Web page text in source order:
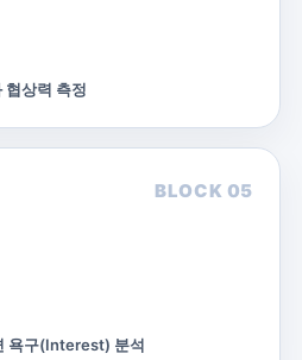
협상력 측정
BLOCK 05
욕구(Interest) 분석